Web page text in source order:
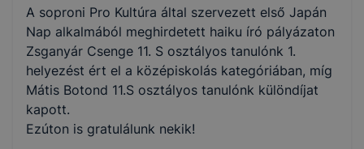
A soproni Pro Kultúra által szervezett első Japán
Nap alkalmából meghirdetett haiku író pályázaton
Zsganyár Csenge 11. S osztályos tanulónk 1.
helyezést ért el a középiskolás kategóriában, míg
Mátis Botond 11.S osztályos tanulónk különdíjat
kapott.
Ezúton is gratulálunk nekik!